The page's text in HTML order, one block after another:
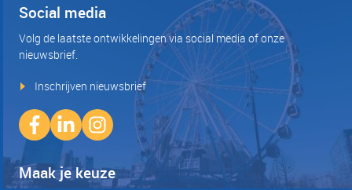
Social media
Volg de laatste ontwikkelingen via social media of onze
nieuwsbrief.
Inschrijven nieuwsbrief
Maak je keuze